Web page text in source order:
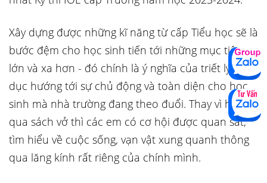
Xây dựng được những kĩ năng từ cấp Tiểu học sẽ là
bước đệm cho học sinh tiến tới những mục tiêu
lớn và xa hơn - đó chính là ý nghĩa của triết lý giáo
dục hướng tới sự chủ động và toàn diện cho học
sinh mà nhà trường đang theo đuổi. Thay vì học
qua sách vở thì các em có cơ hội được quan sát,
tìm hiểu về cuộc sống, vạn vật xung quanh thông
qua lăng kính rất riêng của chính mình.